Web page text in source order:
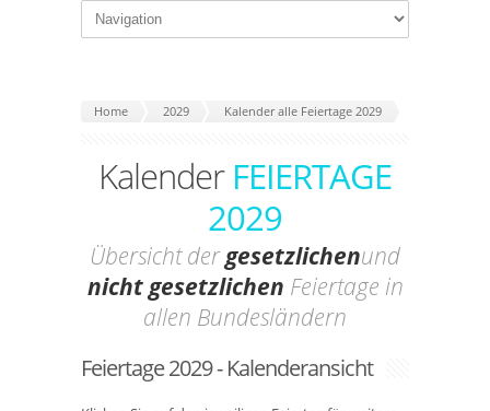
Home 2029 Kalender alle Feiertage 2029
Kalender FEIERTAGE
2029
Übersicht dergesetzlichenund
nicht gesetzlichen Feiertage in
allen Bundesländern
Feiertage 2029 - Kalenderansicht